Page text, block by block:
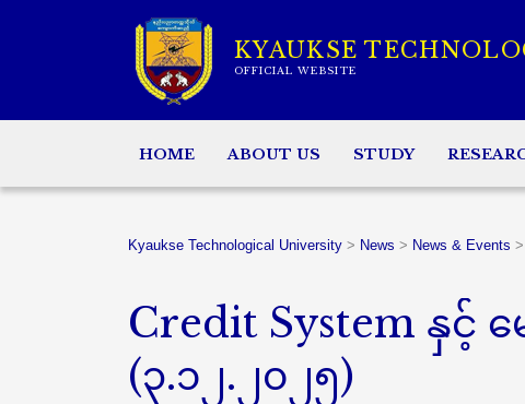
KYAUKSE
OFFICIAL WEBSITE
HOME ABOUT US STUDY
Kyaukse Technological University > News > News & Events >
Credit System နှင့်
(၃.၁၂.၂၀၂၅)